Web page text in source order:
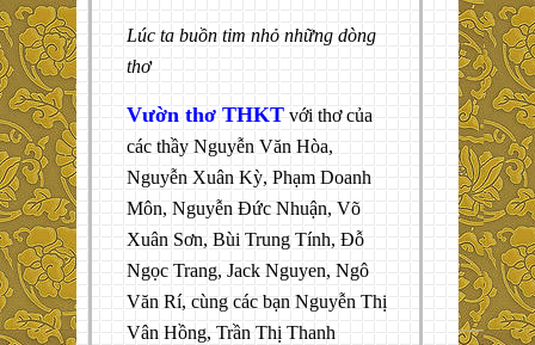
Lúc ta buồn tim nhỏ những dòng
thơ
Vườn thơ THKT với thơ của
các thầy Nguyễn Văn Hòa,
Nguyễn Xuân Kỳ, Phạm Doanh
Môn, Nguyễn Đức Nhuận, Võ
Xuân Sơn, Bùi Trung Tính, Đỗ
Ngọc Trang, Jack Nguyen, Ngô
Văn Rí, cùng các bạn Nguyễn Thị
Vân Hồng, Trần Thị Thanh